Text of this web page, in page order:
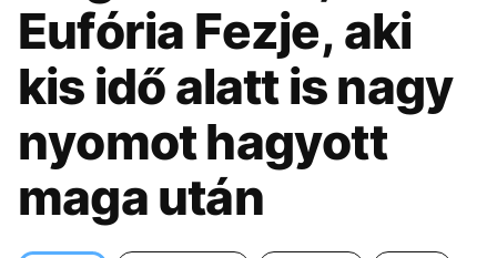
KÖZÉLET UTAZÁS
ÉLETMÓD DESIGN
BESZÉLGETÉSEK ARCOK
VIDEÓ TÖRTÉNETEK
GASZTRO
Eufória Fezje, aki
kis idő alatt is nagy
nyomot hagyott
maga után